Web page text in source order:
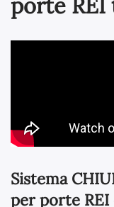
porte
Sistema
per porte REI